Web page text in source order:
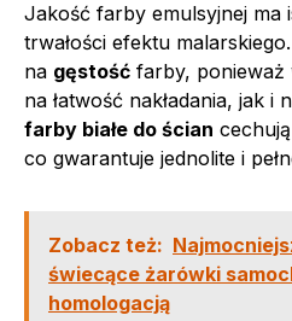
Jakość farby emulsyjnej ma
trwałości efektu
na gęstość farby, ponieważ
na łatwość nakładania, jak i
farby białe do ścian
co gwarantuje jednolite i
Zobacz też:
świecące żarówki
homologacją